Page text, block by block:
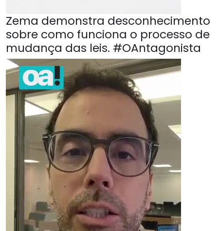
Zema demonstra desconhecimento
sobre como funciona o processo de
mudança das leis. #OAntagonista